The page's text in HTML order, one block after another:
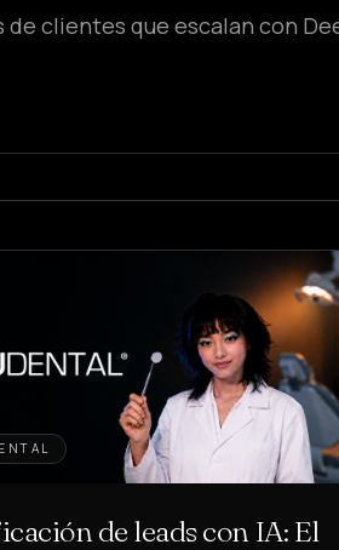
de clientes que escalan con
de leads con IA: El